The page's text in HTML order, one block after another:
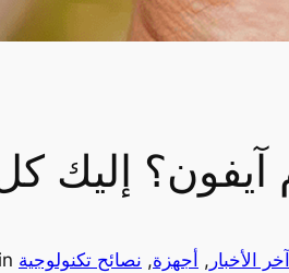
إليك
in آخر الأخبار , أجهزة, نصائح تكنولوجية